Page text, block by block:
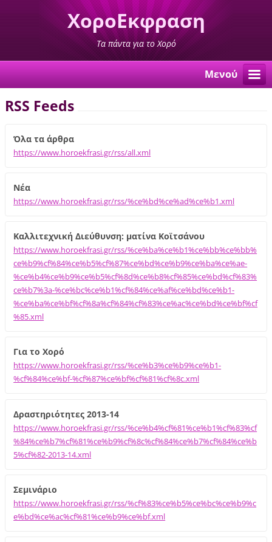
ΧοροΕκφραση
Τα πάντα για το Χορό
Μενού
RSS Feeds
Όλα τα άρθρα
https://www.horoekfrasi.gr/rss/all.xml
Νέα
https://www.horoekfrasi.gr/rss/%ce%bd%ce%ad%ce%b1.xml
Καλλιτεχνική Διεύθυνση: ματίνα Κοϊτσάνου
https://www.horoekfrasi.gr/rss/%ce%ba%ce%b1%ce%bb%ce%bb%
ce%b9%cf%84%ce%b5%cf%87%ce%bd%ce%b9%ce%ba%ce%ae-
%ce%b4%ce%b9%ce%b5%cf%8d%ce%b8%cf%85%ce%bd%cf%83%
ce%b7%3a-%ce%bc%ce%b1%cf%84%ce%af%ce%bd%ce%b1-
%ce%ba%ce%bf%cf%8a%cf%84%cf%83%ce%ac%ce%bd%ce%bf%cf
%85.xml
Για το Χορό
https://www.horoekfrasi.gr/rss/%ce%b3%ce%b9%ce%b1-
%cf%84%ce%bf-%cf%87%ce%bf%cf%81%cf%8c.xml
Δραστηριότητες 2013-14
https://www.horoekfrasi.gr/rss/%ce%b4%cf%81%ce%b1%cf%83%cf
%84%ce%b7%cf%81%ce%b9%cf%8c%cf%84%ce%b7%cf%84%ce%b
5%cf%82-2013-14.xml
Σεμινάριο
https://www.horoekfrasi.gr/rss/%cf%83%ce%b5%ce%bc%ce%b9%c
e%bd%ce%ac%cf%81%ce%b9%ce%bf.xml